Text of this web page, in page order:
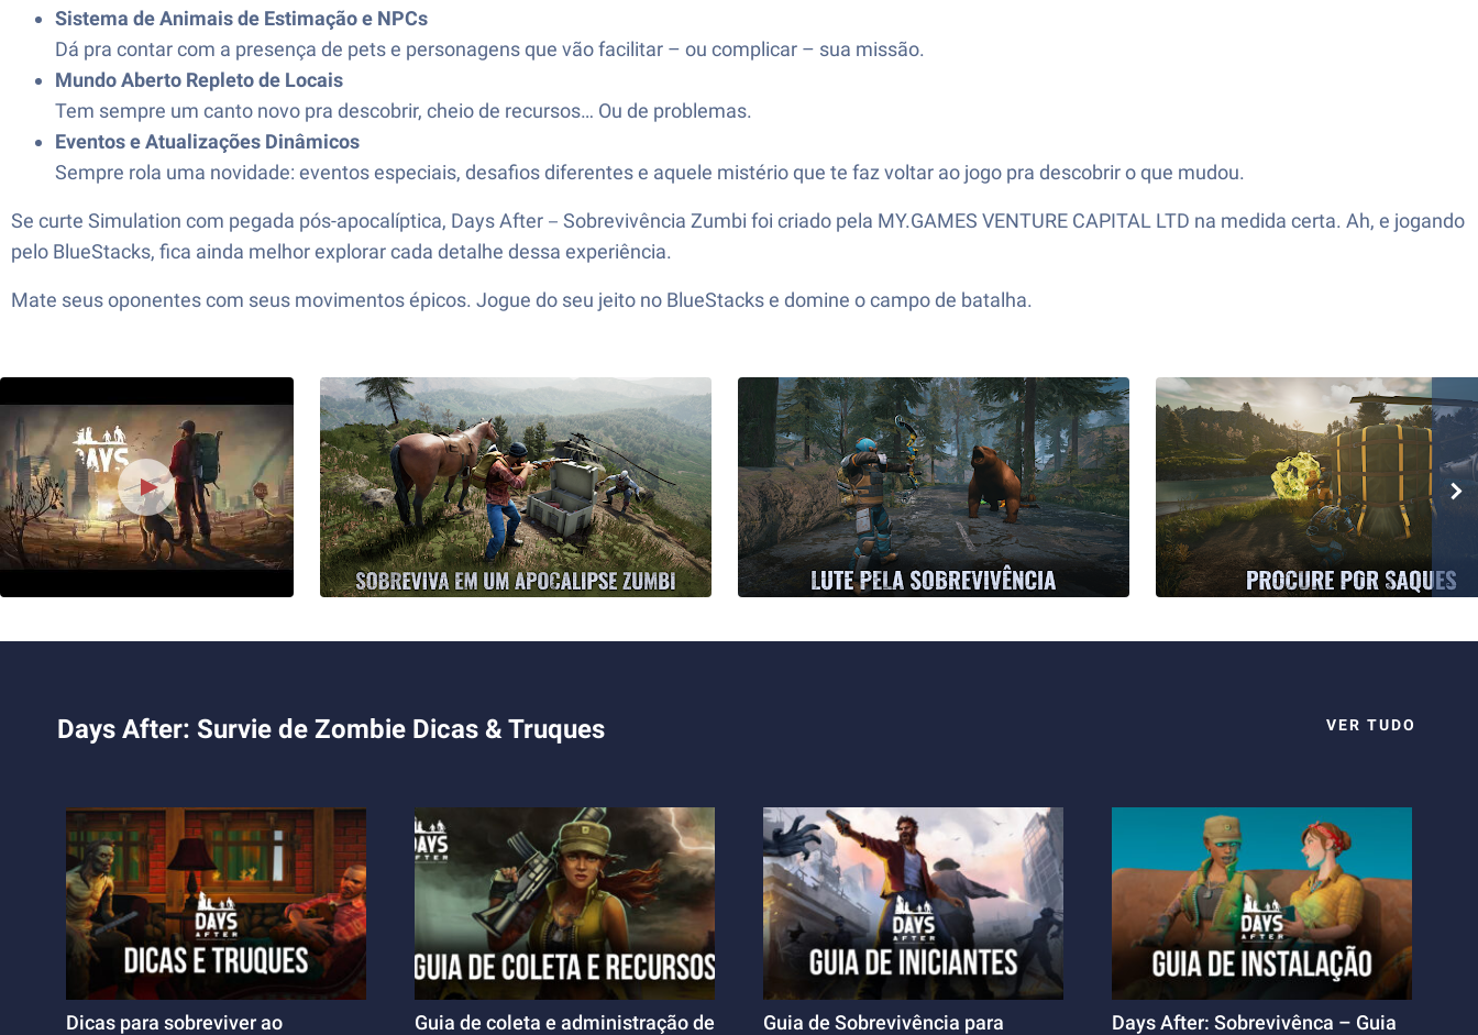
Sistema de Animais de Estimação e NPCs
Dá pra contar com a presença de pets e personagens que vão facilitar – ou complicar – sua missão.
Mundo Aberto Repleto de Locais
Tem sempre um canto novo pra descobrir, cheio de recursos… Ou de problemas.
Eventos e Atualizações Dinâmicos
Sempre rola uma novidade: eventos especiais, desafios diferentes e aquele mistério que te faz voltar ao jogo pra descobrir o que mudou.
Se curte Simulation com pegada pós-apocalíptica, Days After－Sobrevivência Zumbi foi criado pela MY.GAMES VENTURE CAPITAL LTD na medida certa. Ah, e jogando
pelo BlueStacks, fica ainda melhor explorar cada detalhe dessa experiência.
Mate seus oponentes com seus movimentos épicos. Jogue do seu jeito no BlueStacks e domine o campo de batalha.
Days After: Survie de Zombie Dicas & Truques VER TUDO
Dicas para sobreviver ao
Guia de coleta e administração de
Guia de Sobrevivência para
Days After: Sobrevivênca – Guia